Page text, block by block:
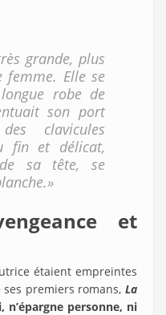
grande, plus
femme. Elle se
robe de
son port
clavicules
fin et délicat,
sa tête, se
et
étaient empreintes
premiers romans, La
n’épargne personne, ni